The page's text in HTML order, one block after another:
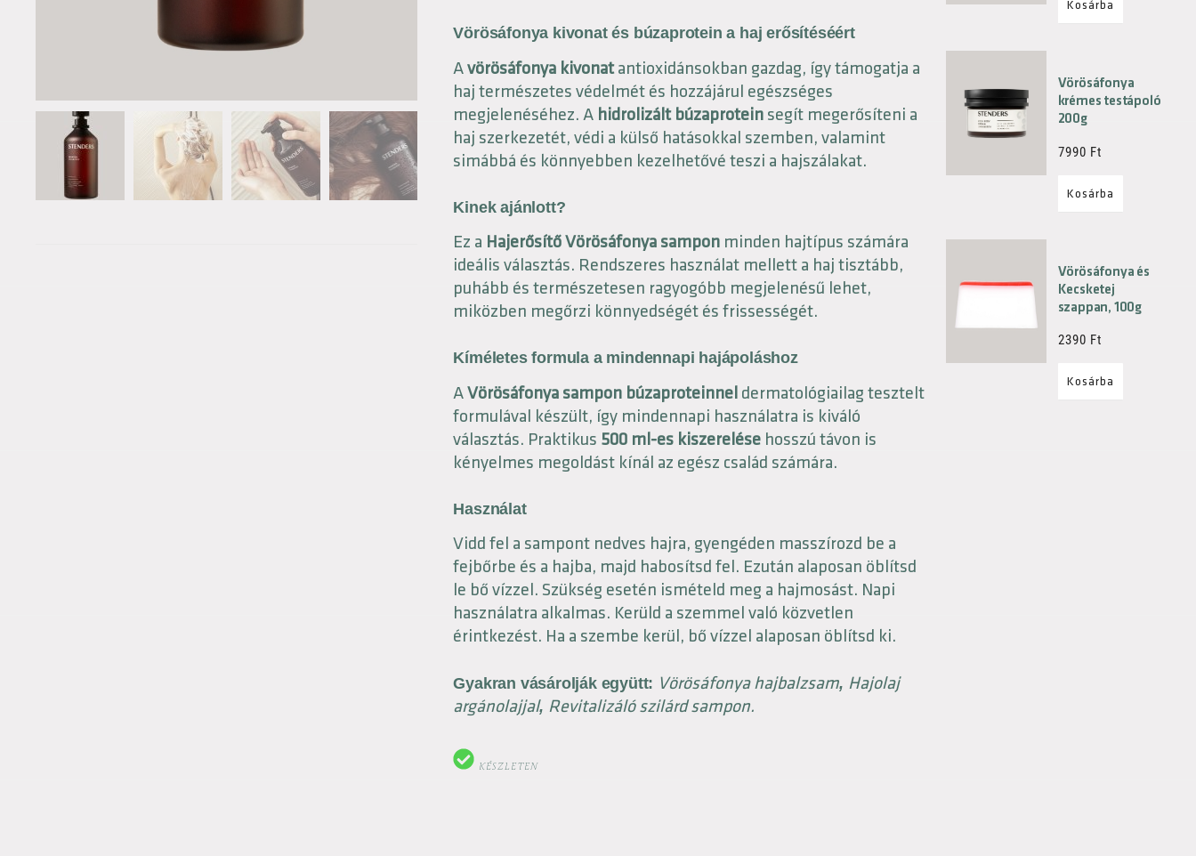
Vörösáfonya kivonat és búzaprotein a haj erősítéséért
Avörösáfonya kivonatantioxidánsokban gazdag, így támogatja a
haj természetes védelmét és hozzájárul egészséges
megjelenéséhez. A hidrolizált búzaprotein segít megerősíteni a
haj szerkezetét, védi a külső hatásokkal szemben, valamint
simábbá és könnyebben kezelhetővé teszi a hajszálakat.
Kinek ajánlott?
Ez a Hajerősítő Vörösáfonya sampon minden hajtípus számára
ideális választás. Rendszeres használat mellett a haj tisztább,
puhább és természetesen ragyogóbb megjelenésű lehet,
miközben megőrzi könnyedségét és frissességét.
Kíméletes formula a mindennapi hajápoláshoz
AVörösáfonya sampon búzaproteinnel dermatológiailag tesztelt
formulával készült, így mindennapi használatra is kiváló
választás. Praktikus 500 ml-es kiszerelése hosszú távon is
kényelmes megoldást kínál az egész család számára.
Használat
Vidd fel a sampont nedves hajra, gyengéden masszírozd be a
fejbőrbe és a hajba, majd habosítsd fel. Ezután alaposan öblítsd
le bő vízzel. Szükség esetén ismételd meg a hajmosást. Napi
használatra alkalmas. Kerüld a szemmel való közvetlen
érintkezést. Ha a szembe kerül, bő vízzel alaposan öblítsd ki.
Gyakran vásárolják együtt: Vörösáfonya hajbalzsam, Hajolaj
argánolajjal, Revitalizáló szilárd sampon.
KÉSZLETEN
Kosárba
Vörösáfonya
krémes testápoló
200g
7990 Ft
Kosárba
Vörösáfonya és
Kecsketej
szappan, 100g
2390 Ft
Kosárba